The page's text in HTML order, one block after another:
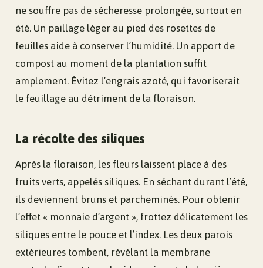
ne souffre pas de sécheresse prolongée, surtout en
été. Un paillage léger au pied des rosettes de
feuilles aide à conserver l’humidité. Un apport de
compost au moment de la plantation suffit
amplement. Évitez l’engrais azoté, qui favoriserait
le feuillage au détriment de la floraison.
La récolte des siliques
Après la floraison, les fleurs laissent place à des
fruits verts, appelés siliques. En séchant durant l’été,
ils deviennent bruns et parcheminés. Pour obtenir
l’effet « monnaie d’argent », frottez délicatement les
siliques entre le pouce et l’index. Les deux parois
extérieures tombent, révélant la membrane